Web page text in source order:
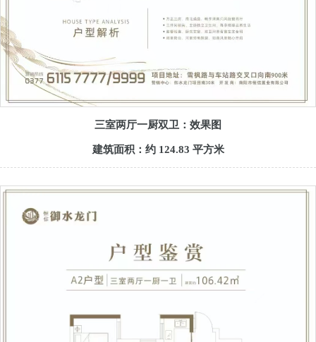
三室两厅一厨双卫：效果图
建筑面积：约 124.83 平方米